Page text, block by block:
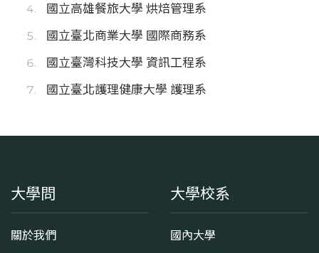
國立高雄餐旅大學 烘焙管理系
國立臺北商業大學 國際商務系
國立臺灣科技大學 資訊工程系
國立臺北護理健康大學 護理系
大學問
關於我們
大學校系
國內大學